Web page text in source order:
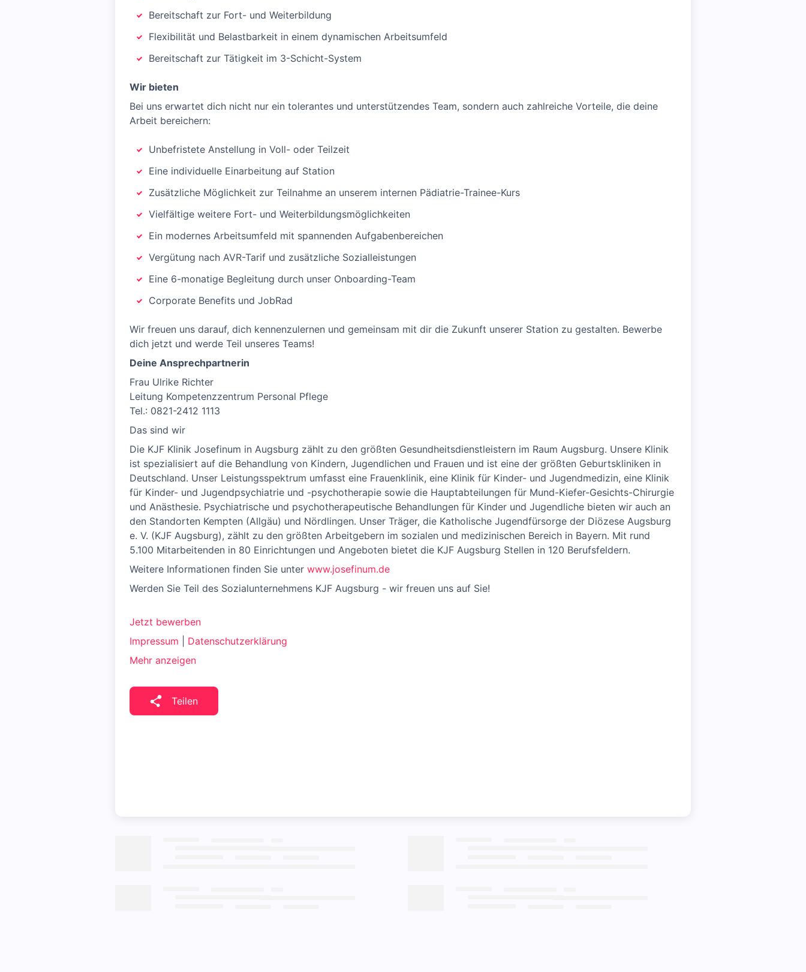
Bereitschaft zur Fort- und Weiterbildung
Flexibilität und Belastbarkeit in einem dynamischen Arbeitsumfeld
Bereitschaft zur Tätigkeit im 3-Schicht-System
Wir bieten
Bei uns erwartet dich nicht nur ein tolerantes und unterstützendes Team, sondern auch zahlreiche Vorteile, die deine
Arbeit bereichern:
Unbefristete Anstellung in Voll- oder Teilzeit
Eine individuelle Einarbeitung auf Station
Zusätzliche Möglichkeit zur Teilnahme an unserem internen Pädiatrie-Trainee-Kurs
Vielfältige weitere Fort- und Weiterbildungsmöglichkeiten
Ein modernes Arbeitsumfeld mit spannenden Aufgabenbereichen
Vergütung nach AVR-Tarif und zusätzliche Sozialleistungen
Eine 6-monatige Begleitung durch unser Onboarding-Team
Corporate Benefits und JobRad
Wir freuen uns darauf, dich kennenzulernen und gemeinsam mit dir die Zukunft unserer Station zu gestalten. Bewerbe
dich jetzt und werde Teil unseres Teams!
Deine Ansprechpartnerin
Frau Ulrike Richter
Leitung Kompetenzzentrum Personal Pflege
Tel.: 0821-2412 1113
Das sind wir
Die KJF Klinik Josefinum in Augsburg zählt zu den größten Gesundheitsdienstleistern im Raum Augsburg. Unsere Klinik
ist spezialisiert auf die Behandlung von Kindern, Jugendlichen und Frauen und ist eine der größten Geburtskliniken in
Deutschland. Unser Leistungsspektrum umfasst eine Frauenklinik, eine Klinik für Kinder- und Jugendmedizin, eine Klinik
für Kinder- und Jugendpsychiatrie und -psychotherapie sowie die Hauptabteilungen für Mund-Kiefer-Gesichts-Chirurgie
und Anästhesie. Psychiatrische und psychotherapeutische Behandlungen für Kinder und Jugendliche bieten wir auch an
den Standorten Kempten (Allgäu) und Nördlingen. Unser Träger, die Katholische Jugendfürsorge der Diözese Augsburg
e. V. (KJF Augsburg), zählt zu den größten Arbeitgebern im sozialen und medizinischen Bereich in Bayern. Mit rund
5.100 Mitarbeitenden in 80 Einrichtungen und Angeboten bietet die KJF Augsburg Stellen in 120 Berufsfeldern.
Weitere Informationen finden Sie unter www.josefinum.de
Werden Sie Teil des Sozialunternehmens KJF Augsburg - wir freuen uns auf Sie!
Jetzt bewerben
Impressum
Datenschutzerklärung
Mehr anzeigen
Teilen